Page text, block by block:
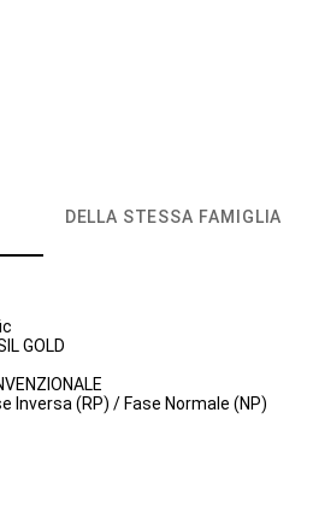
DELLA STESSA FAMIGLIA
GOLD
Inversa (RP) / Fase Normale (NP)